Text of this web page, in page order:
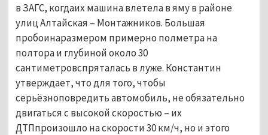
в ЗАГС, когдаих машина влетела в яму в районе
улиц Алтайская – Монтажников. Большая
пробоинаразмером примерно полметра на
полтора и глубиной около 30
сантиметровспряталась в луже. Константин
утверждает, что для того, чтобы
серьёзноповредить автомобиль, не обязательно
двигаться с высокой скоростью – их
ДТПпроизошло на скорости 30 км/ч, но и этого